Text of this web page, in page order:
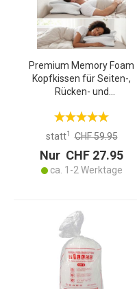
Premium Memory Foam
Kopfkissen für Seiten-,
Rücken- und
Ergonomisches
Nackenkissen mit
guten Schlaf
statt1 CHF 59.95
Nur CHF 27.95
ca. 1-2 Werktage